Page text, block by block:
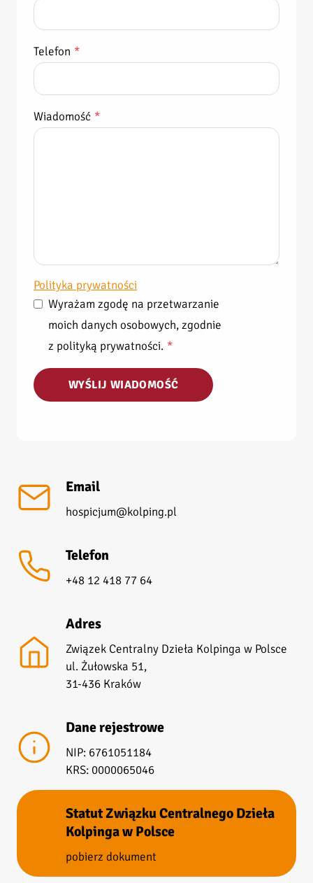
Telefon *
Wiadomość *
Polityka prywatności
Wyrażam zgodę na przetwarzanie
moich danych osobowych, zgodnie
z polityką prywatności. *
WYŚLIJ WIADOMOŚĆ
Email
hospicjum@kolping.pl
Telefon
+48 12 418 77 64
Adres
Związek Centralny Dzieła Kolpinga w Polsce
ul. Żułowska 51,
31-436 Kraków
Dane rejestrowe
NIP: 6761051184
KRS: 0000065046
Statut Związku Centralnego Dzieła
Kolpinga w Polsce
pobierz dokument